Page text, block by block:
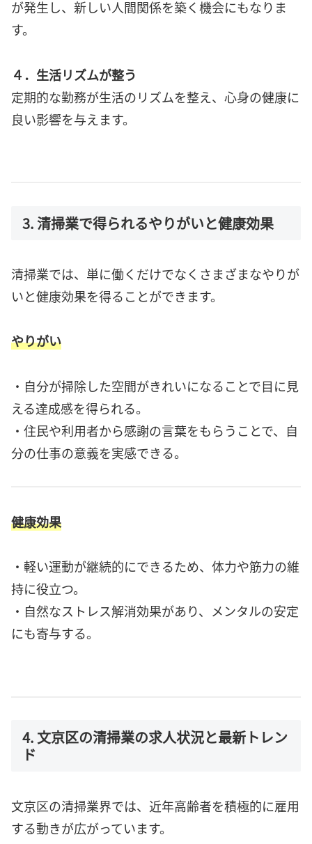
が発生し、新しい人間関係を築く機会にもなりま
す。
４．生活リズムが整う
定期的な勤務が生活のリズムを整え、心身の健康に
良い影響を与えます。
3. 清掃業で得られるやりがいと健康効果
清掃業では、単に働くだけでなくさまざまなやりが
いと健康効果を得ることができます。
やりがい
・自分が掃除した空間がきれいになることで目に見
える達成感を得られる。
・住民や利用者から感謝の言葉をもらうことで、自
分の仕事の意義を実感できる。
健康効果
・軽い運動が継続的にできるため、体力や筋力の維
持に役立つ。
・自然なストレス解消効果があり、メンタルの安定
にも寄与する。
4. 文京区の清掃業の求人状況と最新トレン
ド
文京区の清掃業界では、近年高齢者を積極的に雇用
する動きが広がっています。